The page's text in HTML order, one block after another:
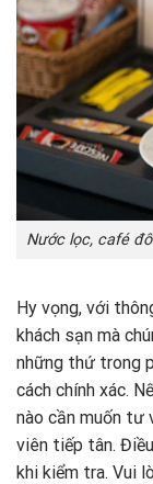
Nước lọc, café
Hy vọng, với
khách sạn mà
những thứ trong
cách chính xác.
nào cần muốn tư
viên tiếp tân.
khi kiểm tra. Vui